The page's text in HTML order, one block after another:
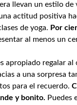
llevan un estilo
actitud positiva
de yoga. Por
al menos un
apropiado regalar
a una sorpresa
para el recuerdo.
y bonito. Puedes